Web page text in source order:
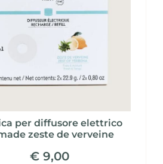
per diffusore elettrico
zeste de verveine
€ 9,00